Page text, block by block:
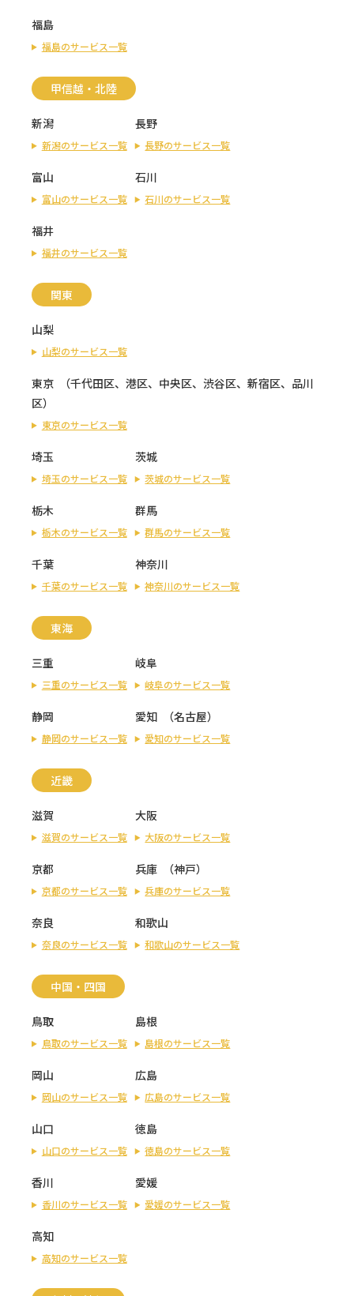
福島
福島のサービス一覧
甲信越・北陸
新潟
新潟のサービス一覧
長野
長野のサービス一覧
富山
富山のサービス一覧
石川
石川のサービス一覧
福井
福井のサービス一覧
関東
山梨
山梨のサービス一覧
東京 （千代田区、 港区、 中央区、 渋谷区、 新宿区、 品川
区）
東京のサービス一覧
埼玉
埼玉のサービス一覧
茨城
茨城のサービス一覧
栃木
栃木のサービス一覧
群馬
群馬のサービス一覧
千葉
千葉のサービス一覧
神奈川
神奈川のサービス一覧
東海
三重
三重のサービス一覧
岐阜
岐阜のサービス一覧
静岡
静岡のサービス一覧
愛知 （名古屋）
愛知のサービス一覧
近畿
滋賀
滋賀のサービス一覧
大阪
大阪のサービス一覧
京都
京都のサービス一覧
兵庫 （神戸）
兵庫のサービス一覧
奈良
奈良のサービス一覧
和歌山
和歌山のサービス一覧
中国・四国
鳥取
鳥取のサービス一覧
島根
島根のサービス一覧
岡山
岡山のサービス一覧
広島
広島のサービス一覧
山口
山口のサービス一覧
徳島
徳島のサービス一覧
香川
香川のサービス一覧
愛媛
愛媛のサービス一覧
高知
高知のサービス一覧